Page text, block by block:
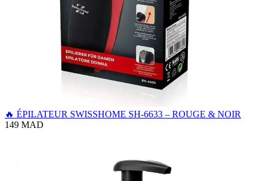
🔥 ÉPILATEUR SWISSHOME SH-6633 – ROUGE & NOIR
149 MAD